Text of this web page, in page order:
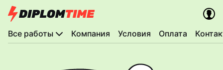
Все работы Компания Условия Оплата